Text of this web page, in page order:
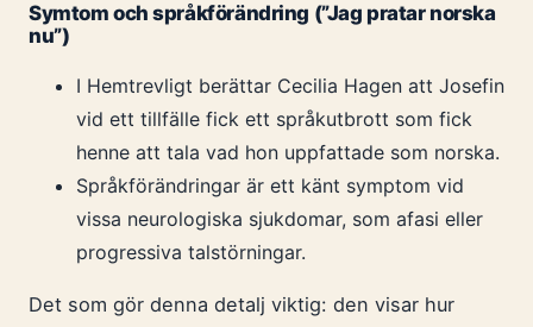
Symtom och språkförändring (”Jag pratar norska
nu”)
I Hemtrevligt berättar Cecilia Hagen att Josefin
vid ett tillfälle fick ett språkutbrott som fick
henne att tala vad hon uppfattade som norska.
Språkförändringar är ett känt symptom vid
vissa neurologiska sjukdomar, som afasi eller
progressiva talstörningar.
Det som gör denna detalj viktig: den visar hur